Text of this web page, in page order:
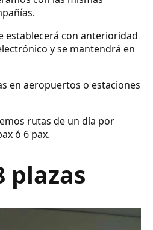
establecerá con anterioridad
y se mantendrá en
en aeropuertos o estaciones
rutas de un día por
ó 6 pax.
plazas